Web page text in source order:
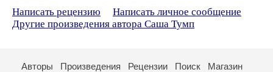
Написать рецензию
Написать личное сообщение
Другие произведения автора Саша Тумп
Авторы Произведения Рецензии Поиск
Магазин